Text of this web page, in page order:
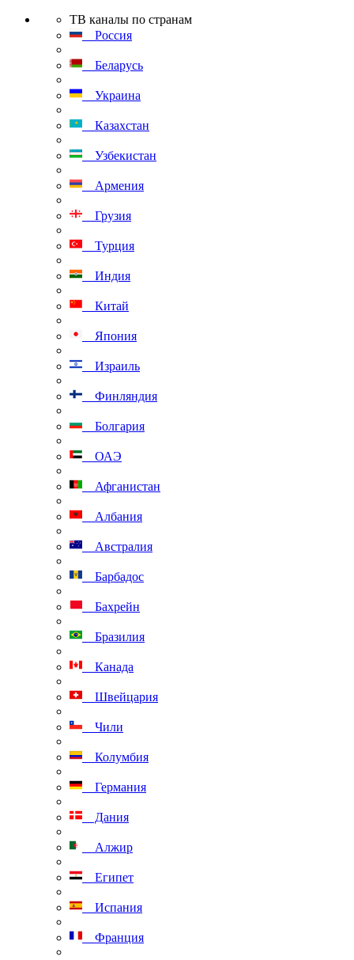
ТВ каналы по странам
Россия
Беларусь
Украина
Казахстан
Узбекистан
Армения
Грузия
Турция
Индия
Китай
Япония
Израиль
Финляндия
Болгария
ОАЭ
Афганистан
Албания
Австралия
Барбадос
Бахрейн
Бразилия
Канада
Швейцария
Чили
Колумбия
Германия
Дания
Алжир
Египет
Испания
Франция